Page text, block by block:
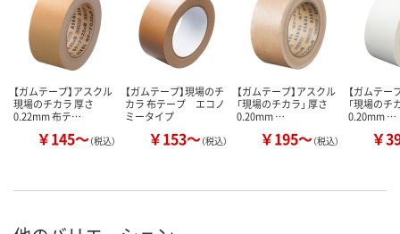
【ガムテープ】アスクル
現場のチカラ 厚さ
0.22mm 布テ…
￥145～（税込）
【ガムテープ】現場のチ
カラ 布テープ エコノ
ミータイプ
￥153～（税込）
【ガムテープ】アスクル
「現場のチカラ」 厚さ
0.20mm …
￥195～（税込）
【ガムテー
「現場のチ
0.20mm …
￥